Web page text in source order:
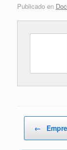
Publicado en
←